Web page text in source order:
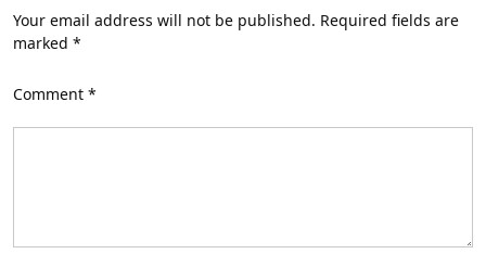
Your email address will not be published. Required fields are
marked *
Comment *